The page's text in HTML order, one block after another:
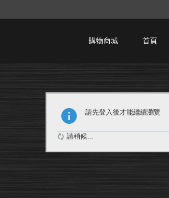
購物商城 首頁
請先登入後才能繼續瀏覽
請稍候...